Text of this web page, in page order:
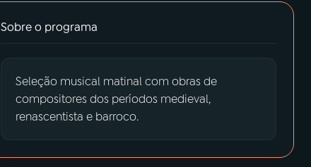
Sobre o programa
Seleção musical matinal com obras de
compositores dos períodos medieval,
renascentista e barroco.